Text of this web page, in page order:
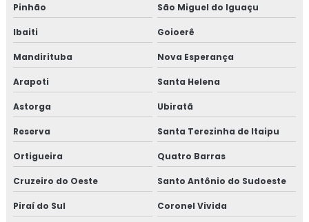
Pinhão São Miguel do Iguaçu
Ibaiti Goioerê
Mandirituba Nova Esperança
Arapoti Santa Helena
Astorga Ubiratã
Reserva Santa Terezinha de Itaipu
Ortigueira Quatro Barras
Cruzeiro do Oeste Santo Antônio do Sudoeste
Piraí do Sul Coronel Vivida